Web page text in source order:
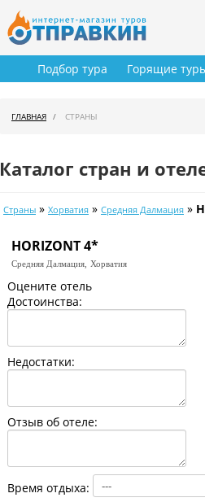
Подбор тура Горящие
ГЛАВНАЯ СТРАНЫ
Каталог стран и
Страны » Хорватия » Средняя Далмация »
HORIZONT 4*
Средняя Далмация, Хорватия
Оцените отель
Достоинства:
Недостатки:
Отзыв об отеле:
Время отдыха: